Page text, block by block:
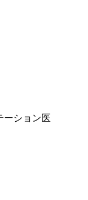
ーション医